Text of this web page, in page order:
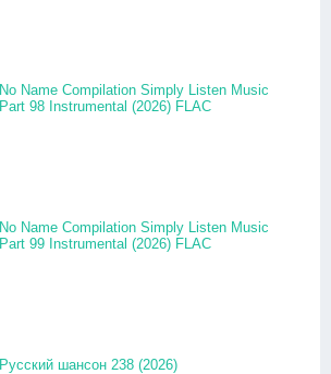
No Name Compilation Simply Listen Music
Part 98 Instrumental (2026) FLAC
No Name Compilation Simply Listen Music
Part 99 Instrumental (2026) FLAC
Русский шансон 238 (2026)